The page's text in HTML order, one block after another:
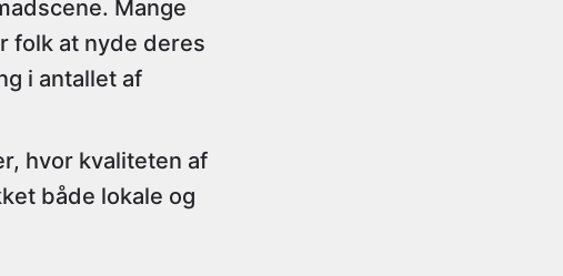
Mange
folk at nyde deres
i antallet af
hvor kvaliteten af
både lokale og